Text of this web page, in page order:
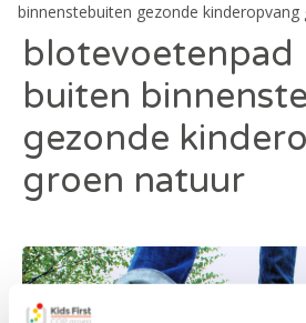
binnenstebuiten gezonde
blotevoetenpad
buiten
gezonde
groen natuur